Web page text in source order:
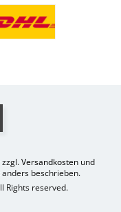
Versandkosten und
beschrieben.
Rights reserved.